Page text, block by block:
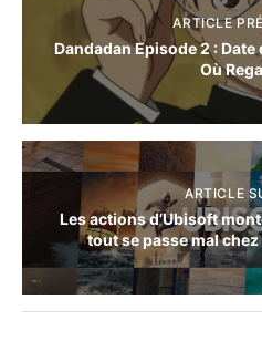
ARTICLE
Dandadan Episode 2 :
Où
ARTICLE
Les actions d’Ubisoft
tout se passe mal